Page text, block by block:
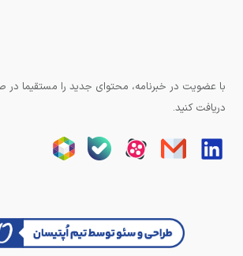
با عضویت در خبرنامه، محتوای جدید را مستقیما در
دریافت کنید.